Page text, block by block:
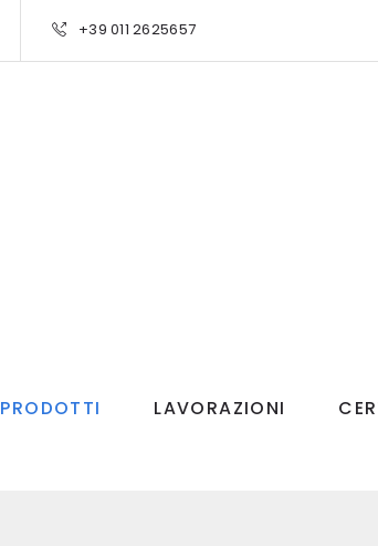
+39 011 2625657
PRODOTTI LAVORAZIONI